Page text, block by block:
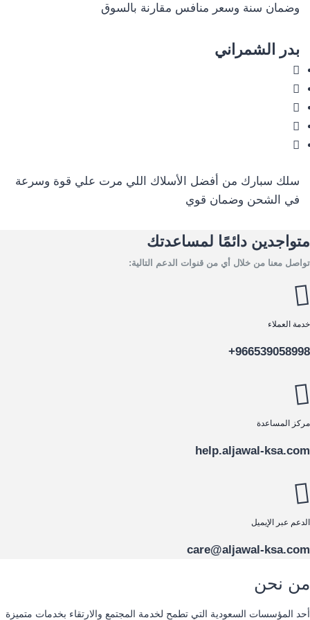
وضمان سنة وسعر منافس مقارنة بالسوق
بدر الشمراني
سلك سبارك من أفضل الأسلاك اللي مرت علي قوة وسرعة
في الشحن وضمان قوي
متواجدين دائمًا لمساعدتك
تواصل معنا من خلال أي من قنوات الدعم التالية:
خدمة العملاء
966539058998+
مركز المساعدة
help.aljawal-ksa.com
الدعم عبر الإيميل
care@aljawal-ksa.com
من نحن
أحد المؤسسات السعودية التي تطمح لخدمة المجتمع والارتقاء بخدمات متميزة